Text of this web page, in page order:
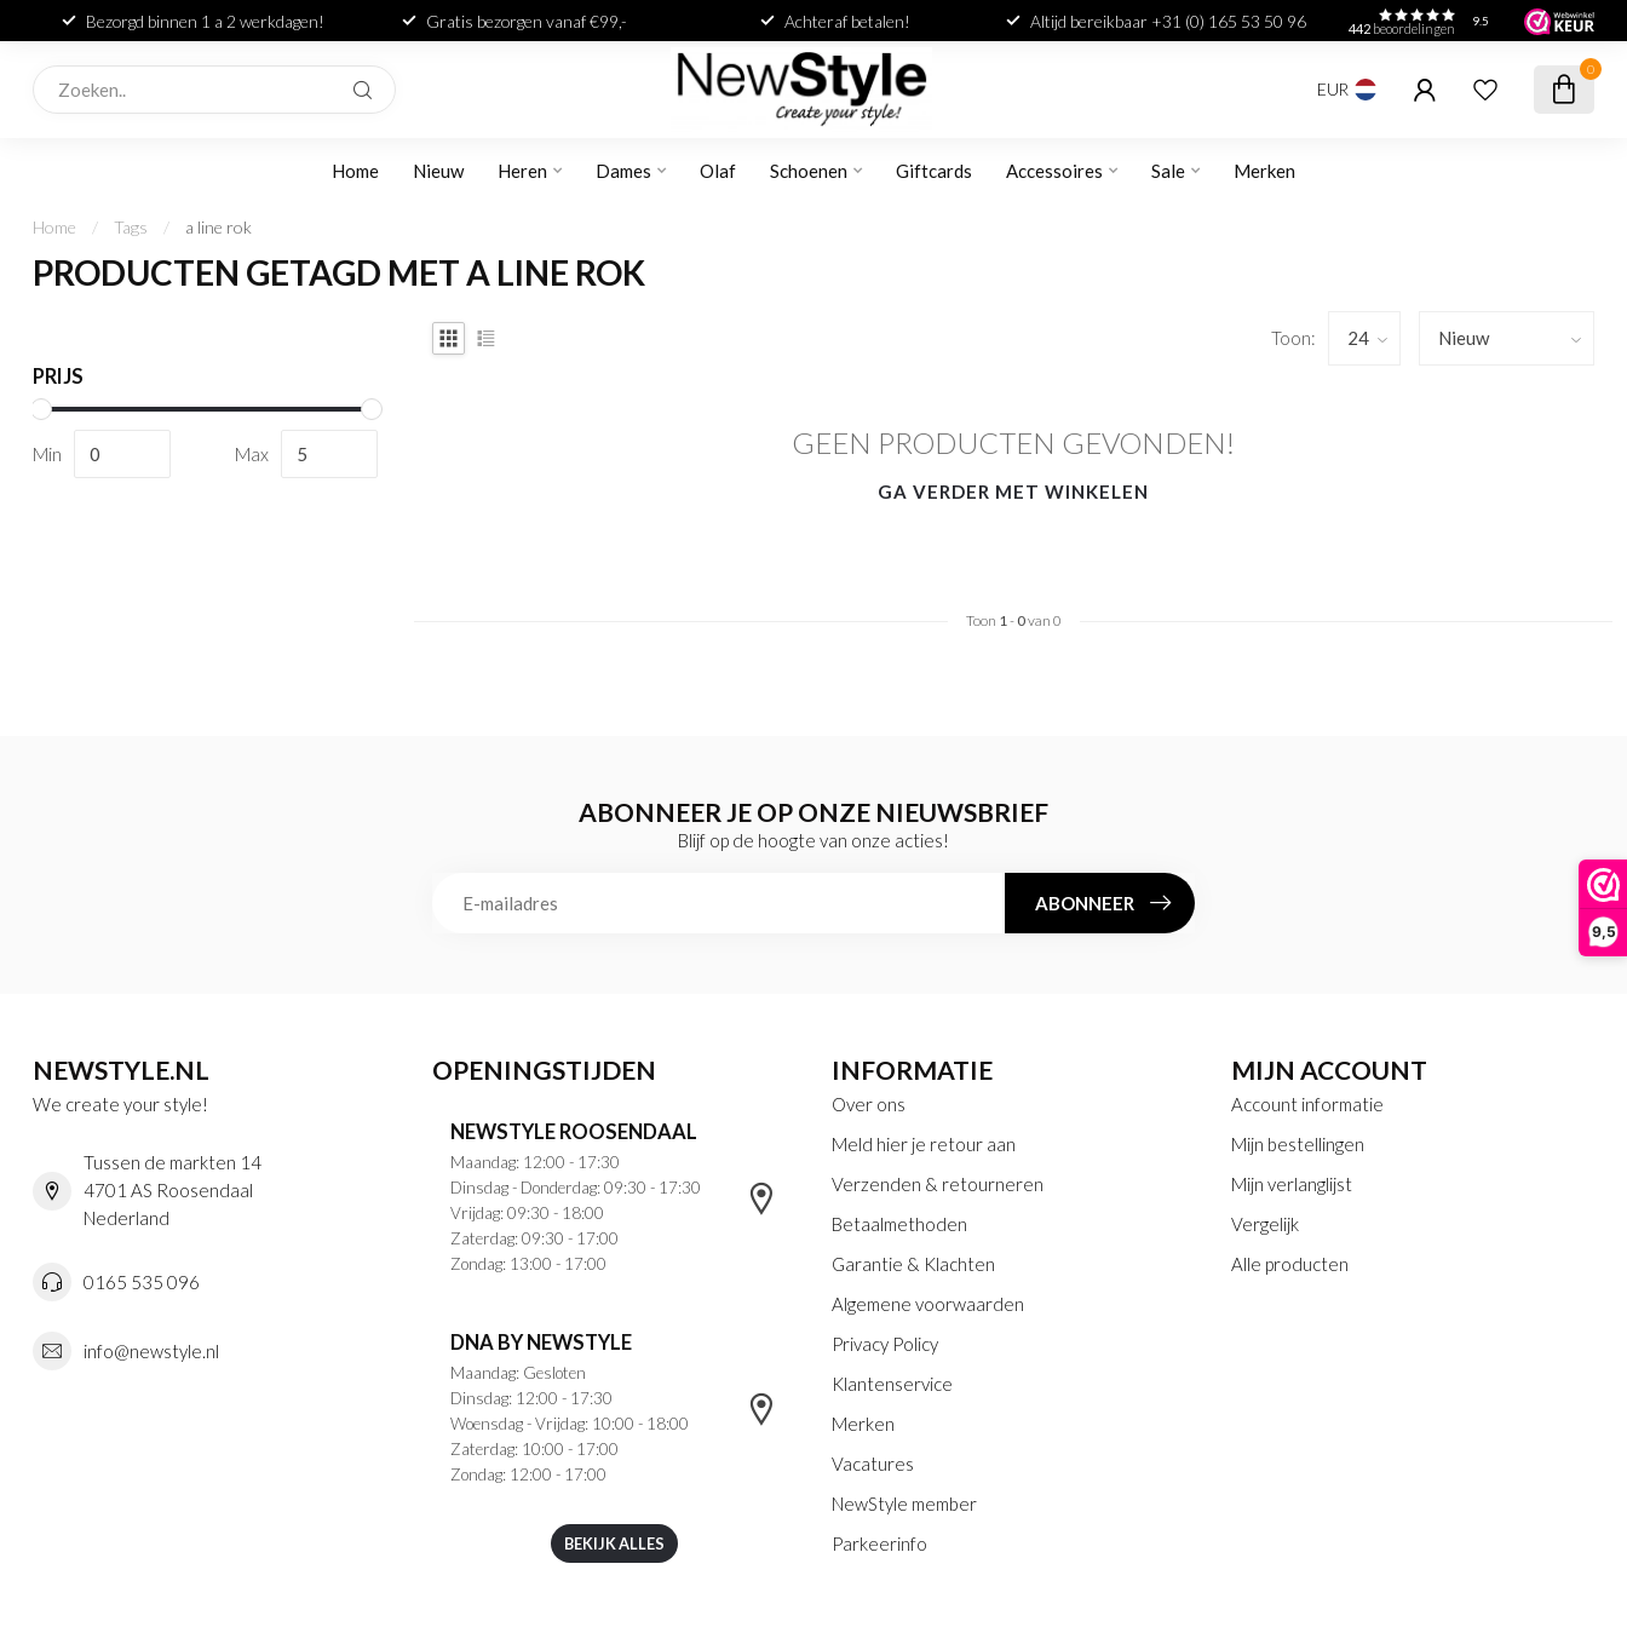
9,5
Bezorgd binnen 1 a 2 werkdagen! Gratis bezorgen vanaf €99,- Achteraf betalen! Altijd bereikbaar +31 (0) 165 53 50 96 442beoordelingen
9.5
EUR
0
Home Nieuw Heren Dames Olaf Schoenen Giftcards Accessoires Sale Merken
Home / Tags / a line rok
PRODUCTEN GETAGD MET A LINE ROK
PRIJS
Min Max
Toon:
GEEN PRODUCTEN GEVONDEN!
GA VERDER MET WINKELEN
Toon 1- 0van 0
ABONNEER JE OP ONZE NIEUWSBRIEF
Blijf op de hoogte van onze acties!
ABONNEER
NEWSTYLE.NL
We create your style!
Tussen de markten 14
4701 AS Roosendaal
Nederland
0165 535 096
info@newstyle.nl
OPENINGSTIJDEN
NEWSTYLE ROOSENDAAL
Maandag: 12:00 - 17:30
Dinsdag - Donderdag: 09:30 - 17:30
Vrijdag: 09:30 - 18:00
Zaterdag: 09:30 - 17:00
Zondag: 13:00 - 17:00
DNA BY NEWSTYLE
Maandag: Gesloten
Dinsdag: 12:00 - 17:30
Woensdag - Vrijdag: 10:00 - 18:00
Zaterdag: 10:00 - 17:00
Zondag: 12:00 - 17:00
BEKIJK ALLES
INFORMATIE
Over ons
Meld hier je retour aan
Verzenden & retourneren
Betaalmethoden
Garantie & Klachten
Algemene voorwaarden
Privacy Policy
Klantenservice
Merken
Vacatures
NewStyle member
Parkeerinfo
MIJN ACCOUNT
Account informatie
Mijn bestellingen
Mijn verlanglijst
Vergelijk
Alle producten